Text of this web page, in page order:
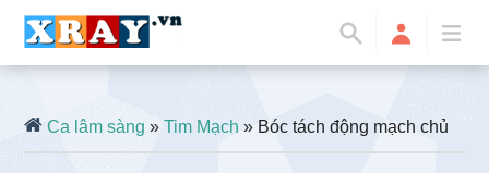
Ca lâm sàng »Tim Mạch » Bóc tách động mạch chủ